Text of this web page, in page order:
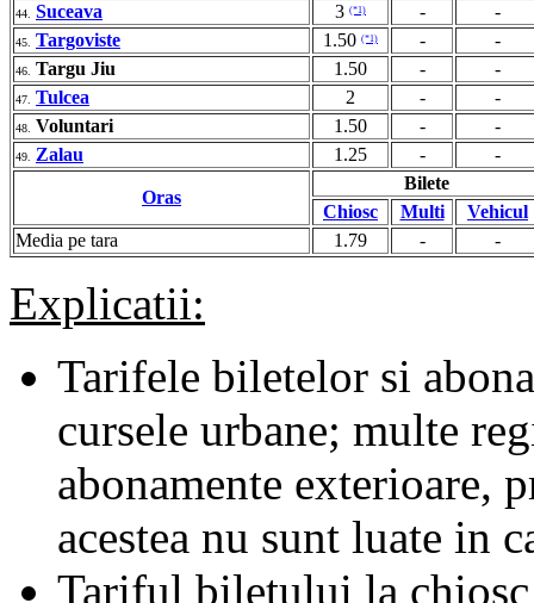
44. Suceava 3 (*1) - -
45. Targoviste 1.50 (*1) - -
46. Targu Jiu 1.50 - -
47. Tulcea 2 - -
48. Voluntari 1.50 - -
49. Zalau 1.25 - -
Oras
Bilete
Chiosc
Multi
Vehicul
Media pe tara
1.79 - -
Explicatii:
Tarifele biletelor si
cursele urbane; multe
abonamente exterioare,
acestea nu sunt luate in
Tariful biletului la